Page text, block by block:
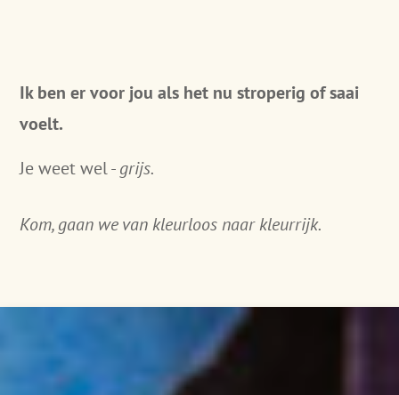
Ik ben er voor jou als het nu stroperig of saai
voelt.
Je weet wel -grijs.
Kom, gaan we van kleurloos naar kleurrijk.